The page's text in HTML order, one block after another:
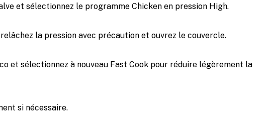
et sélectionnez le programme Chicken en pression High.
la pression avec précaution et ouvrez le couvercle.
et sélectionnez à nouveau Fast Cook pour réduire légèrement la
si nécessaire.